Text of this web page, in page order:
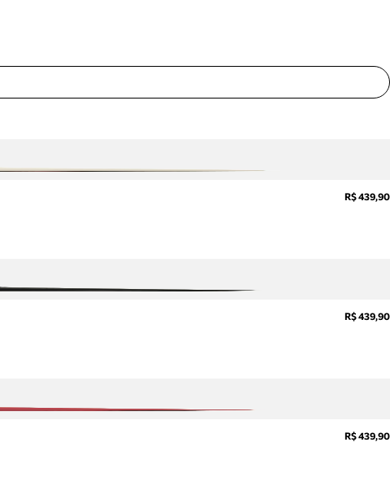
pedidos
devoluções.
R$ 439,90
R$ 439,90
R$ 439,90